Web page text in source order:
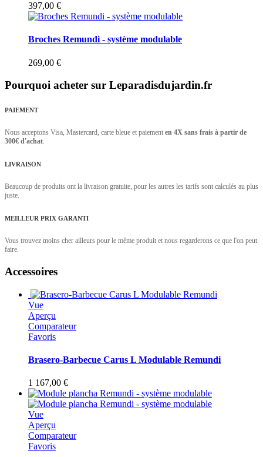
397,00 €
Broches Remundi - système modulable
269,00 €
Pourquoi acheter sur Leparadisdujardin.fr
PAIEMENT
Nous acceptons Visa, Mastercard, carte bleue et paiement en 4X sans frais à partir de
300€ d'achat.
LIVRAISON
Beaucoup de produits ont la livraison gratuite, pour les autres les tarifs sont calculés au plus
juste.
MEILLEUR PRIX GARANTI
Vous trouvez moins cher ailleurs pour le même produit et nous regarderons ce que l'on peut
faire.
Accessoires
Vue
Aperçu
Comparateur
Favoris
Brasero-Barbecue Carus L Modulable Remundi
1 167,00 €
Vue
Aperçu
Comparateur
Favoris